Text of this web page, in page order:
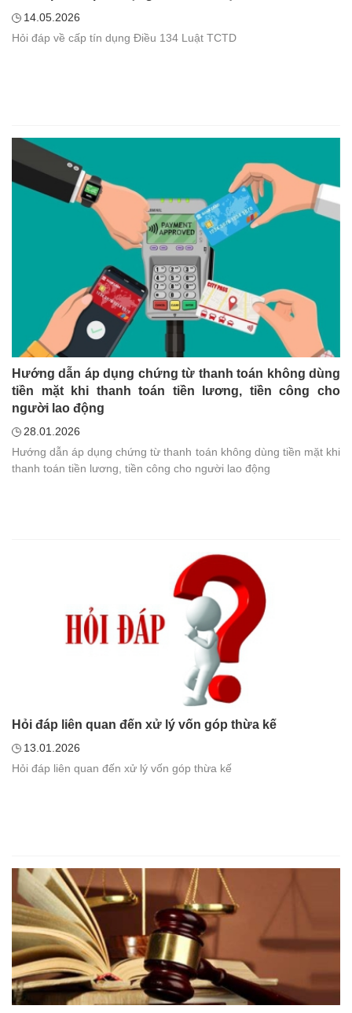
14.05.2026
Hỏi đáp về cấp tín dụng Điều 134 Luật TCTD
Hướng dẫn áp dụng chứng từ thanh toán không dùng
tiền mặt khi thanh toán tiền lương, tiền công cho
người lao động
28.01.2026
Hướng dẫn áp dụng chứng từ thanh toán không dùng tiền mặt khi
thanh toán tiền lương, tiền công cho người lao động
Hỏi đáp liên quan đến xử lý vốn góp thừa kế
13.01.2026
Hỏi đáp liên quan đến xử lý vốn góp thừa kế